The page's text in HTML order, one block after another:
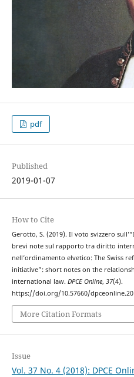
pdf
Published
2019-01-07
How to Cite
Gerotto, S. (2019). Il voto svizzero
brevi note sul rapporto tra diritto
nell’ordinamento elvetico: The Swiss
initiative”: short notes on the
international law. DPCE Online, 37(4).
https://doi.org/10.57660/
More Citation Formats
Issue
Vol. 37 No. 4 (2018): DPCE